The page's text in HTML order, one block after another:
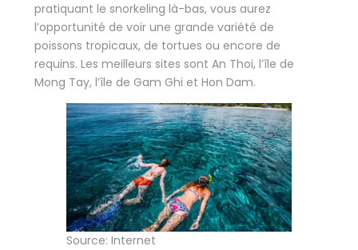
pratiquant le snorkeling là-bas, vous aurez
l’opportunité de voir une grande variété de
poissons tropicaux, de tortues ou encore de
requins. Les meilleurs sites sont An Thoi, l’île de
Mong Tay, l’île de Gam Ghi et Hon Dam.
Source: Internet